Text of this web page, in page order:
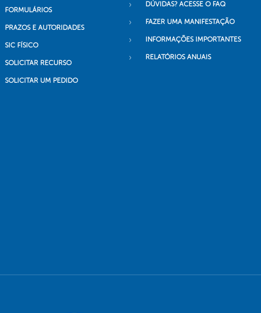
FORMULÁRIOS
PRAZOS E AUTORIDADES
SIC FÍSICO
SOLICITAR RECURSO
SOLICITAR UM PEDIDO
DÚVIDAS? ACESSE O FAQ
FAZER UMA MANIFESTAÇÃO
INFORMAÇÕES IMPORTANTES
RELATÓRIOS ANUAIS